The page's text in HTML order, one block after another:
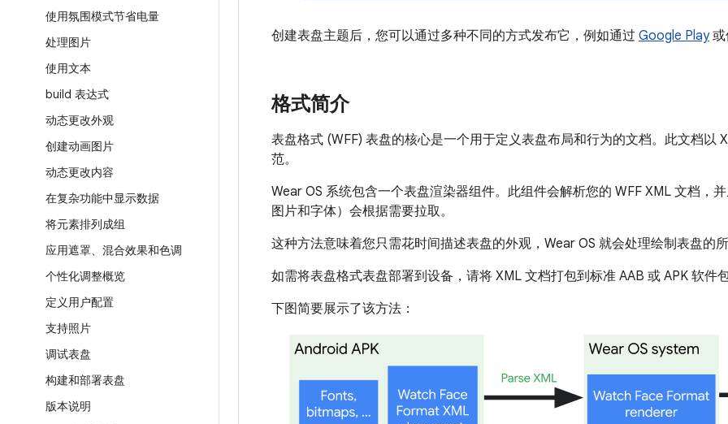
使用氛围模式节省电量
处理图片
使用文本
build 表达式
动态更改外观
创建动画图片
动态更改内容
在复杂功能中显示数据
将元素排列成组
应用遮罩、混合效果和色调
个性化调整概览
定义用户配置
支持照片
调试表盘
构建和部署表盘
版本说明
创建表盘主题后，您可以通过多种不同的方式发布它，例如通过 Google Play或
格式简介
表盘格式 (WFF) 表盘的核心是一个用于定义表盘布局和行为的文档。此文档以
范。
Wear OS 系统包含一个表盘渲染器组件。此组件会解析您的 WFF XML 文档，
图片和字体）会根据需要拉取。
这种方法意味着您只需花时间描述表盘的外观，Wear OS 就会处理绘制表盘的
如需将表盘格式表盘部署到设备，请将 XML 文档打包到标准 AAB 或 APK 软件
下图简要展示了该方法：